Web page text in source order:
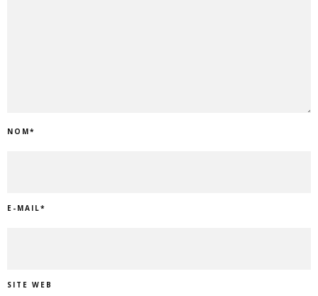
NOM*
E-MAIL*
SITE WEB